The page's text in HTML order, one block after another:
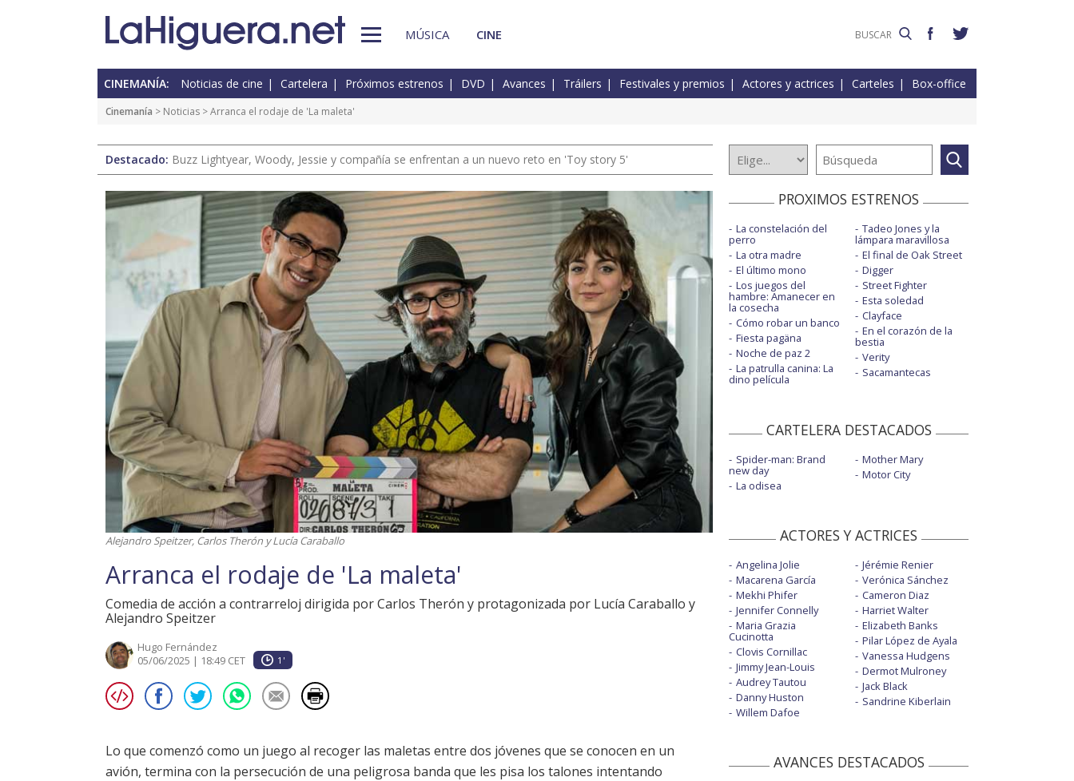
MÚSICA CINE
CINEMANÍA: Noticias de cine Cartelera Próximos estrenos DVD Avances Tráilers Festivales y premios Actores y actrices Carteles Box-office
Cinemanía > Noticias > Arranca el rodaje de 'La maleta'
Destacado: Buzz Lightyear, Woody, Jessie y compañía se enfrentan a un nuevo reto en 'Toy story 5'
Alejandro Speitzer, Carlos Therón y Lucía Caraballo
Arranca el rodaje de 'La maleta'
Comedia de acción a contrarreloj dirigida por Carlos Therón y protagonizada por Lucía Caraballo y
Alejandro Speitzer
Hugo Fernández
05/06/2025 | 18:49 CET
1'
Lo que comenzó como un juego al recoger las maletas entre dos jóvenes que se conocen en un
avión, termina con la persecución de una peligrosa banda que les pisa los talones intentando
PROXIMOS ESTRENOS
La constelación del
perro
La otra madre
El último mono
Los juegos del
hambre: Amanecer en
la cosecha
Cómo robar un banco
Fiesta pagäna
Noche de paz 2
La patrulla canina: La
dino película
Tadeo Jones y la
lámpara maravillosa
El final de Oak Street
Digger
Street Fighter
Esta soledad
Clayface
En el corazón de la
bestia
Verity
Sacamantecas
CARTELERA DESTACADOS
Spider-man: Brand
new day
La odisea
Mother Mary
Motor City
ACTORES Y ACTRICES
Angelina Jolie
Macarena García
Mekhi Phifer
Jennifer Connelly
Maria Grazia
Cucinotta
Clovis Cornillac
Jimmy Jean-Louis
Audrey Tautou
Danny Huston
Willem Dafoe
Jérémie Renier
Verónica Sánchez
Cameron Diaz
Harriet Walter
Elizabeth Banks
Pilar López de Ayala
Vanessa Hudgens
Dermot Mulroney
Jack Black
Sandrine Kiberlain
AVANCES DESTACADOS